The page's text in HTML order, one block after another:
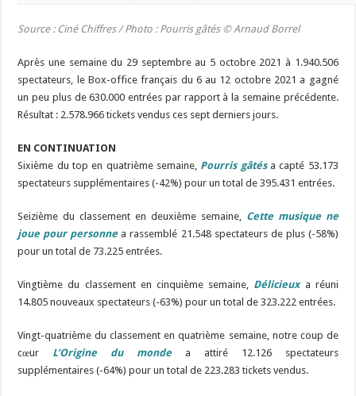
Source : Ciné Chiffres / Photo : Pourris gâtés© Arnaud Borrel
Après une semaine du 29 septembre au 5 octobre 2021 à 1.940.506
spectateurs, le Box-office français du 6 au 12 octobre 2021 a gagné
un peu plus de 630.000 entrées par rapport à la semaine précédente.
Résultat : 2.578.966 tickets vendus ces sept derniers jours.
EN CONTINUATION
Sixième du top en quatrième semaine, Pourris gâtésa capté 53.173
spectateurs supplémentaires (-42%) pour un total de 395.431 entrées.
Seizième du classement en deuxième semaine, Cette musique ne
joue pour personne a rassemblé 21.548 spectateurs de plus (-58%)
pour un total de 73.225 entrées.
Vingtième du classement en cinquième semaine, Délicieux a réuni
14.805 nouveaux spectateurs (-63%) pour un total de 323.222 entrées.
Vingt-quatrième du classement en quatrième semaine, notre coup de
cœur L’Origine du monde a attiré 12.126 spectateurs
supplémentaires (-64%) pour un total de 223.283 tickets vendus.